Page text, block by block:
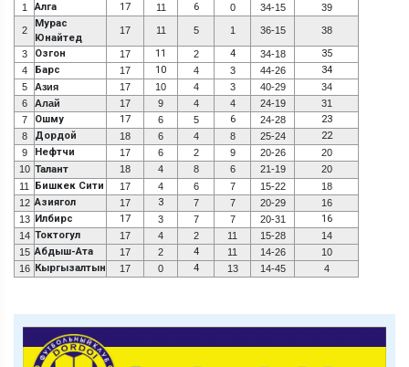
1
Алга 17 11 6 0 34-15 39
2
Мурас
Юнайтед
17 11 5 1 36-15 38
3 Озгон 17 11 2 4 34-18 35
4 Барс 17 10 4 3 44-26 34
5 Азия 17 10 4 3 40-29
34
6
Алай 17 9 4 4 24-19
31
7
Ошму 17 6 5 6 24-28 23
8 Дордой 18 6 4 8 25-24 22
9 Нефтчи 17 6 2 9 20-26
20
10 Талант 18 4 8 6 21-19
20
11
Бишкек Сити 17 4 6 7 15-22
18
12 Азиягол 17 3 7 7 20-29
16
13
Илбирс 17 3 7 7 20-31 16
14 Токтогул 17 4 2 11 15-28
14
15 Абдыш-Ата 17 2 4 11 14-26
10
16
Кыргызалтын 17 0 4 13 14-45 4